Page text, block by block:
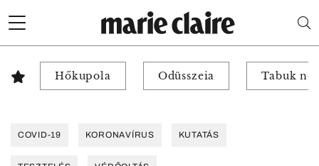
Hőkupola Odüsszeia Tabuk
COVID-19 KORONAVÍRUS KUTATÁS